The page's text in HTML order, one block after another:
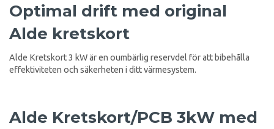
Optimal drift med original
Alde kretskort
Alde Kretskort 3 kW är en oumbärlig reservdel för att bibehålla
effektiviteten och säkerheten i ditt värmesystem.
Alde Kretskort/PCB 3kW med